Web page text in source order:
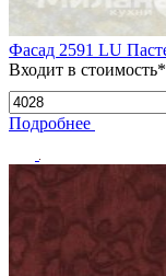
Фасад 2591 LU
Входит в стоимость*
Подробнее